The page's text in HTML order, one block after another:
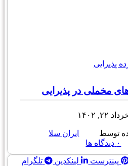
پذیرایی
مخملی در پذیرایی
۲۲, ۱۴۰۲
توسط
ایران سلا
۰ دیدگاه ها
پینترست لینکدین تلگرام